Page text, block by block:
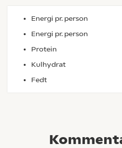
Energi pr. person
Energi pr. person
Protein
Kulhydrat
Fedt